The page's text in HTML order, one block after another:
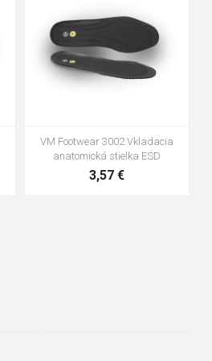
Vložka Bennon ABSORBA XTR
ESD
4,16 €